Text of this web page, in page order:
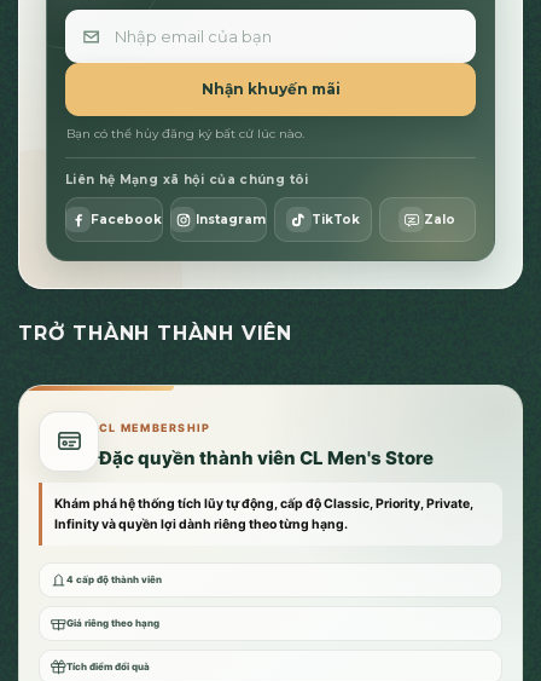
Email
Nhận khuyến mãi
Bạn có thể hủy đăng ký bất cứ lúc nào.
Liên hệ Mạng xã hội của chúng tôi
Facebook Instagram TikTok Zalo
TRỞ THÀNH THÀNH VIÊN
CL MEMBERSHIP
Đặc quyền thành viên CL Men's Store
Khám phá hệ thống tích lũy tự động, cấp độ Classic, Priority, Private,
Infinity và quyền lợi dành riêng theo từng hạng.
4 cấp độ thành viên
Giá riêng theo hạng
Tích điểm đổi quà